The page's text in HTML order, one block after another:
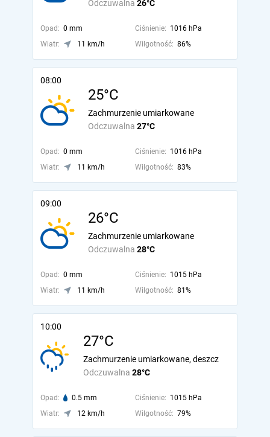
Odczuwalna 26°C
Opad: 0 mm Ciśnienie: 1016 hPa
Wiatr:
11 km/h Wilgotność: 86%
08:00
25°C
Odczuwalna 27°C
Zachmurzenie umiarkowane
Opad: 0 mm Ciśnienie: 1016 hPa
Wiatr:
11 km/h Wilgotność: 83%
09:00
26°C
Odczuwalna 28°C
Zachmurzenie umiarkowane
Opad: 0 mm Ciśnienie: 1015 hPa
Wiatr:
11 km/h Wilgotność: 81%
10:00
27°C
Odczuwalna 28°C
Zachmurzenie umiarkowane, deszcz
Opad: 0.5 mm Ciśnienie: 1015 hPa
Wiatr:
12 km/h Wilgotność: 79%